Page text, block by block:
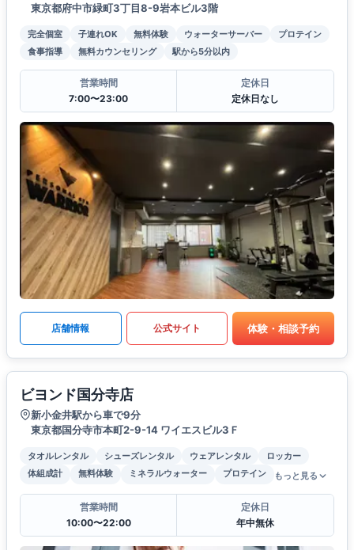
東京都府中市緑町3丁目8-9岩本ビル3階
完全個室 子連れOK 無料体験 ウォーターサーバー
プロテイン
食事指導
無料カウンセリング 駅から5分以内
営業時間
7:00〜23:00
定休日
定休日なし
店舗情報 公式サイト 体験・相談予約
ビヨンド国分寺店
新小金井駅から車で9分
東京都国分寺市本町2-9-14 ワイエスビル3Ｆ
タオルレンタル シューズレンタル ウェアレンタル
ロッカー
体組成計
無料体験 ミネラルウォーター プロテイン もっと見る
営業時間
10:00〜22:00
定休日
年中無休